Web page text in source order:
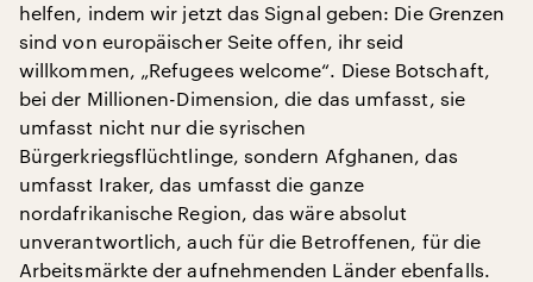
helfen, indem wir jetzt das Signal geben: Die Grenzen
sind von europäischer Seite offen, ihr seid
willkommen, „Refugees welcome“. Diese Botschaft,
bei der Millionen-Dimension, die das umfasst, sie
umfasst nicht nur die syrischen
Bürgerkriegsflüchtlinge, sondern Afghanen, das
umfasst Iraker, das umfasst die ganze
nordafrikanische Region, das wäre absolut
unverantwortlich, auch für die Betroffenen, für die
Arbeitsmärkte der aufnehmenden Länder ebenfalls.